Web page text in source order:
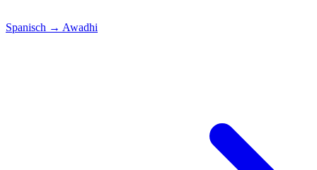
Spanisch → Awadhi